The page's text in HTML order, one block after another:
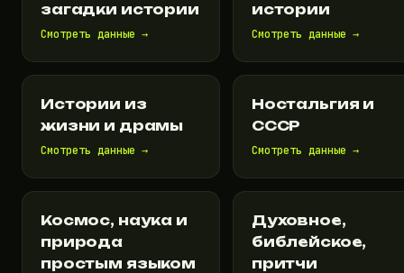
загадки истории
Смотреть данные →
истории
Смотреть данные →
Истории из
жизни и драмы
Смотреть данные →
Ностальгия и
СССР
Смотреть данные →
Космос, наука и
природа
простым языком
Духовное,
библейское,
притчи